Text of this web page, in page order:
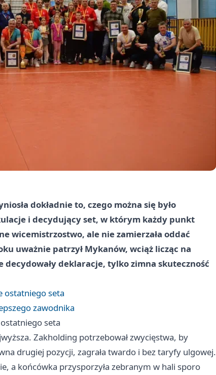
dokładnie to, czego można się było
i decydujący set, w którym każdy punkt
wicemistrzostwo, ale nie zamierzała oddać
uważnie patrzył Mykanów, wciąż licząc na
deklaracje, tylko zimna skuteczność
ostatniego seta
zawodnika
seta
Zakholding potrzebował zwycięstwa, by
drugiej pozycji, zagrała twardo i bez taryfy ulgowej.
a końcówka przysporzyła zebranym w hali sporo